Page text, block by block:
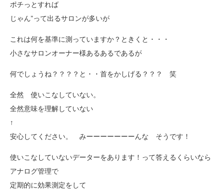
ポチっとすれば
じゃん”って出るサロンが多いが
これは何を基準に測っていますか？ときくと・・・
小さなサロンオーナー様あるあるであるが
何でしょうね？？？？と・・首をかしげる？？？ 笑
全然 使いこなしていない。
全然意味を理解していない
↑
安心してください。 みーーーーーーーんな そうです！
使いこなしていないデーターをあります！って答えるくらいなら
アナログ管理で
定期的に効果測定をして